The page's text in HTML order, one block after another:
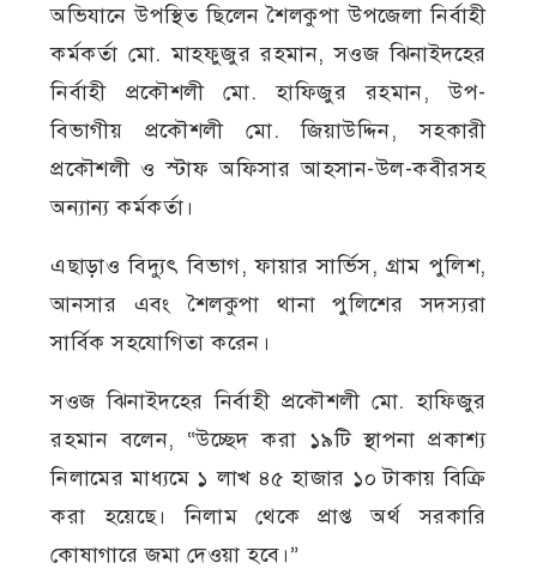
অভিযানে উপস্থিত ছিলেন শৈলকুপা উপজেলা নির্বাহী
কর্মকর্তা মো. মাহফুজুর রহমান, সওজ ঝিনাইদহের
নির্বাহী প্রকৌশলী মো. হাফিজুর রহমান, উপ-
বিভাগীয় প্রকৌশলী মো. জিয়াউদ্দিন, সহকারী
প্রকৌশলী ও স্টাফ অফিসার আহসান-উল-কবীরসহ
অন্যান্য কর্মকর্তা।
এছাড়াও বিদ্যুৎ বিভাগ, ফায়ার সার্ভিস, গ্রাম পুলিশ,
আনসার এবং শৈলকুপা থানা পুলিশের সদস্যরা
সার্বিক সহযোগিতা করেন।
সওজ ঝিনাইদহের নির্বাহী প্রকৌশলী মো. হাফিজুর
রহমান বলেন, “উচ্ছেদ করা ১৯টি স্থাপনা প্রকাশ্য
নিলামের মাধ্যমে ১ লাখ ৪৫ হাজার ১০ টাকায় বিক্রি
করা হয়েছে। নিলাম থেকে প্রাপ্ত অর্থ সরকারি
কোষাগারে জমা দেওয়া হবে।”